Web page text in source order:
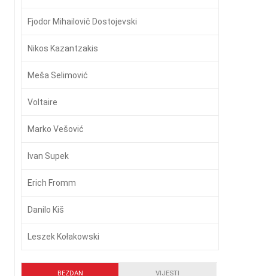
Fjodor Mihailovič Dostojevski
Nikos Kazantzakis
Meša Selimović
Voltaire
Marko Vešović
Ivan Supek
Erich Fromm
Danilo Kiš
Leszek Kołakowski
BEZDAN VIJESTI